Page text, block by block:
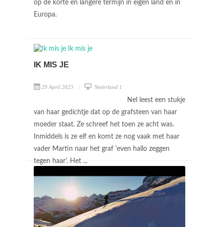
op de korte en langere termijn in eigen land en in
Europa.
IK MIS JE
29 April 2023 Nederland 1
Nel leest een stukje
van haar gedichtje dat op de grafsteen van haar
moeder staat. Ze schreef het toen ze acht was.
Inmiddels is ze elf en komt ze nog vaak met haar
vader Martin naar het graf 'even hallo zeggen
tegen haar'. Het ...